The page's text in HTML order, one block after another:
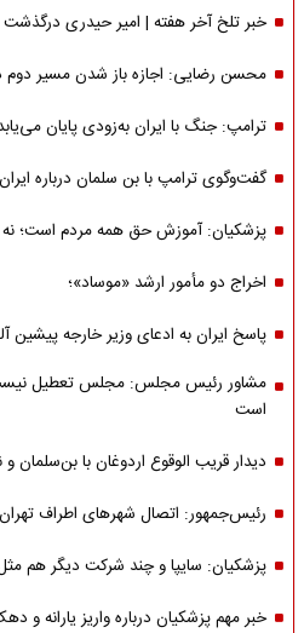
خبر تلخ آخر هفته | امیر حیدری
محسن رضایی: اجازه باز شدن مسیر دوم
ترامپ: جنگ با ایران به‌زودی پایان
گفت‌وگوی ترامپ با بن سلمان درباره ایران
پزشکیان: آموزش حق همه مردم است؛ نه
اخراج دو مأمور ارشد «موساد»؛
پاسخ ایران به ادعای وزیر خارجه پیشین
مشاور رئیس مجلس: مجلس تعطیل
است
دیدار قریب الوقوع اردوغان با
رئیس‌جمهور: اتصال شهرهای اطراف
پزشکیان: سایپا و چند شرکت دیگر هم
خبر مهم پزشکیان درباره واریز یارانه و